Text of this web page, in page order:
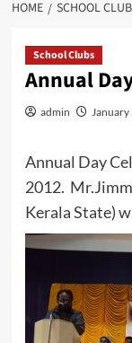
HOME SCHOOL
School Clubs
Annual
admin January
Annual Day
2012.
Kerala State)